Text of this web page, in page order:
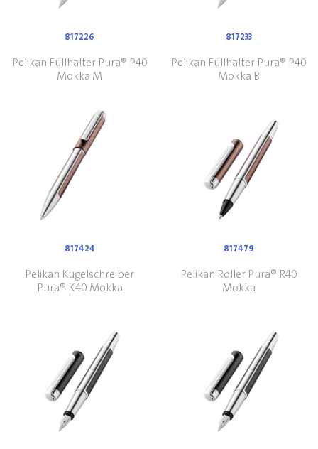
817226
Pelikan Füllhalter Pura® P40
Mokka M
817233
Pelikan Füllhalter Pura® P40
Mokka B
817424
Pelikan Kugelschreiber
Pura® K40 Mokka
817479
Pelikan Roller Pura® R40
Mokka